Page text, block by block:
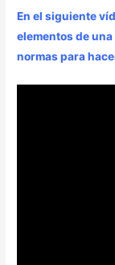
En el siguiente
elementos de
normas para